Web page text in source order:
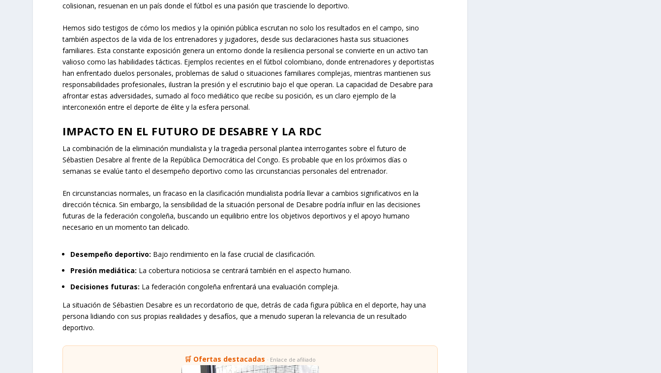
colisionan, resuenan en un país donde el fútbol es una pasión que trasciende lo deportivo.
Hemos sido testigos de cómo los medios y la opinión pública escrutan no solo los resultados en el campo, sino
también aspectos de la vida de los entrenadores y jugadores, desde sus declaraciones hasta sus situaciones
familiares. Esta constante exposición genera un entorno donde la resiliencia personal se convierte en un activo tan
valioso como las habilidades tácticas. Ejemplos recientes en el fútbol colombiano, donde entrenadores y deportistas
han enfrentado duelos personales, problemas de salud o situaciones familiares complejas, mientras mantienen sus
responsabilidades profesionales, ilustran la presión y el escrutinio bajo el que operan. La capacidad de Desabre para
afrontar estas adversidades, sumado al foco mediático que recibe su posición, es un claro ejemplo de la
interconexión entre el deporte de élite y la esfera personal.
IMPACTO EN EL FUTURO DE DESABRE Y LA RDC
La combinación de la eliminación mundialista y la tragedia personal plantea interrogantes sobre el futuro de
Sébastien Desabre al frente de la República Democrática del Congo. Es probable que en los próximos días o
semanas se evalúe tanto el desempeño deportivo como las circunstancias personales del entrenador.
En circunstancias normales, un fracaso en la clasificación mundialista podría llevar a cambios significativos en la
dirección técnica. Sin embargo, la sensibilidad de la situación personal de Desabre podría influir en las decisiones
futuras de la federación congoleña, buscando un equilibrio entre los objetivos deportivos y el apoyo humano
necesario en un momento tan delicado.
Desempeño deportivo: Bajo rendimiento en la fase crucial de clasificación.
Presión mediática: La cobertura noticiosa se centrará también en el aspecto humano.
Decisiones futuras: La federación congoleña enfrentará una evaluación compleja.
La situación de Sébastien Desabre es un recordatorio de que, detrás de cada figura pública en el deporte, hay una
persona lidiando con sus propias realidades y desafíos, que a menudo superan la relevancia de un resultado
deportivo.
🛒 Ofertas destacadas · Enlace de afiliado